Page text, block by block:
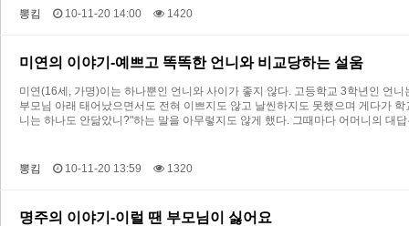
뽕킴 10-11-20 14:00 1420
미연의 이야기-예쁘고 똑똑한 언니와 비교당하는 설움
미연(16세, 가명)이는 하나뿐인 언니와 사이가 좋지 않다. 고등학교 3학년인 언
부모님 아래 태어났으면서도 전혀 이쁘지도 않고 날씬하지도 못했으며 게다가
니는 하나도 안닮았니?"하는 말을 아무렇지도 않게 했다. 그때마다 어머니의 대
뽕킴 10-11-20 13:59 1320
명주의 이야기-이럴 땐 부모님이 싫어요